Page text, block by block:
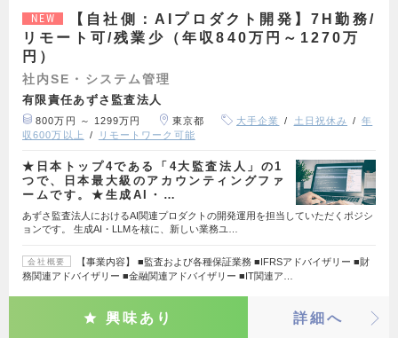
NEW
【自社側：AIプロダクト開発】7H勤務/
リモート可/残業少（年収840万円～1270万
円）
社内SE・システム管理
有限責任あずさ監査法人
800万円 ～ 1299万円 東京都 大手企業 土日祝休み
年
収600万以上
リモートワーク可能
★日本トップ4である「4大監査法人」の1
つで、日本最大級のアカウンティングファ
ームです。★生成AI・…
あずさ監査法人におけるAI関連プロダクトの開発運用を担当していただくポジシ
ョンです。 生成AI・LLMを核に、新しい業務ユ…
会社概要
【事業内容】 ■監査および各種保証業務 ■IFRSアドバイザリー ■財
務関連アドバイザリー ■金融関連アドバイザリー ■IT関連ア…
興味あり 詳細へ